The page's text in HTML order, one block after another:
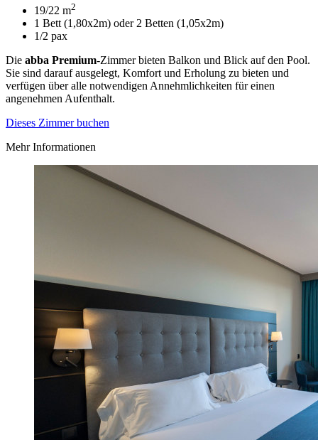
19/22 m2
1 Bett (1,80x2m) oder 2 Betten (1,05x2m)
1/2 pax
Die abba Premium-Zimmer bieten Balkon und Blick auf den Pool.
Sie sind darauf ausgelegt, Komfort und Erholung zu bieten und
verfügen über alle notwendigen Annehmlichkeiten für einen
angenehmen Aufenthalt.
Dieses Zimmer buchen
Mehr Informationen